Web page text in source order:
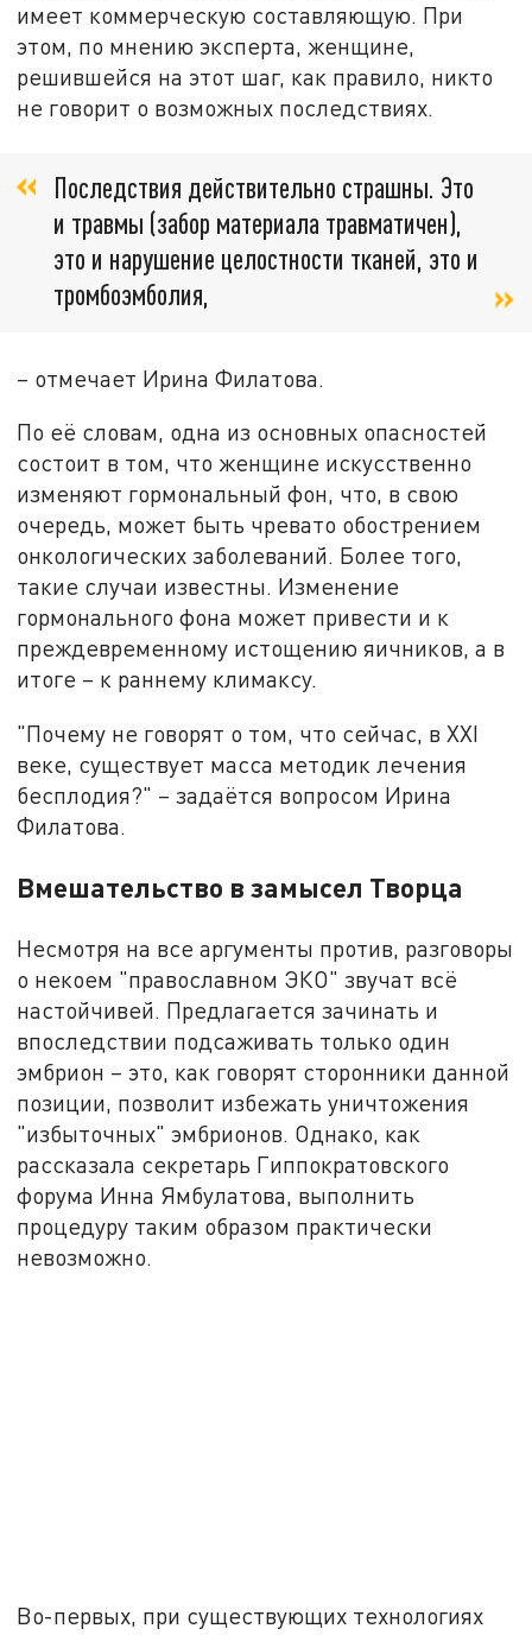
имеет коммерческую составляющую. При
этом, по мнению эксперта, женщине,
решившейся на этот шаг, как правило, никто
не говорит о возможных последствиях.
Последствия действительно страшны. Это
и травмы (забор материала травматичен),
это и нарушение целостности тканей, это и
тромбоэмболия,
– отмечает Ирина Филатова.
По её словам, одна из основных опасностей
состоит в том, что женщине искусственно
изменяют гормональный фон, что, в свою
очередь, может быть чревато обострением
онкологических заболеваний. Более того,
такие случаи известны. Изменение
гормонального фона может привести и к
преждевременному истощению яичников, а в
итоге – к раннему климаксу.
"Почему не говорят о том, что сейчас, в XXI
веке, существует масса методик лечения
бесплодия?" – задаётся вопросом Ирина
Филатова.
Вмешательство в замысел Творца
Несмотря на все аргументы против, разговоры
о некоем "православном ЭКО" звучат всё
настойчивей. Предлагается зачинать и
впоследствии подсаживать только один
эмбрион – это, как говорят сторонники данной
позиции, позволит избежать уничтожения
"избыточных" эмбрионов. Однако, как
рассказала секретарь Гиппократовского
форума Инна Ямбулатова, выполнить
процедуру таким образом практически
невозможно.
Во-первых, при существующих технологиях